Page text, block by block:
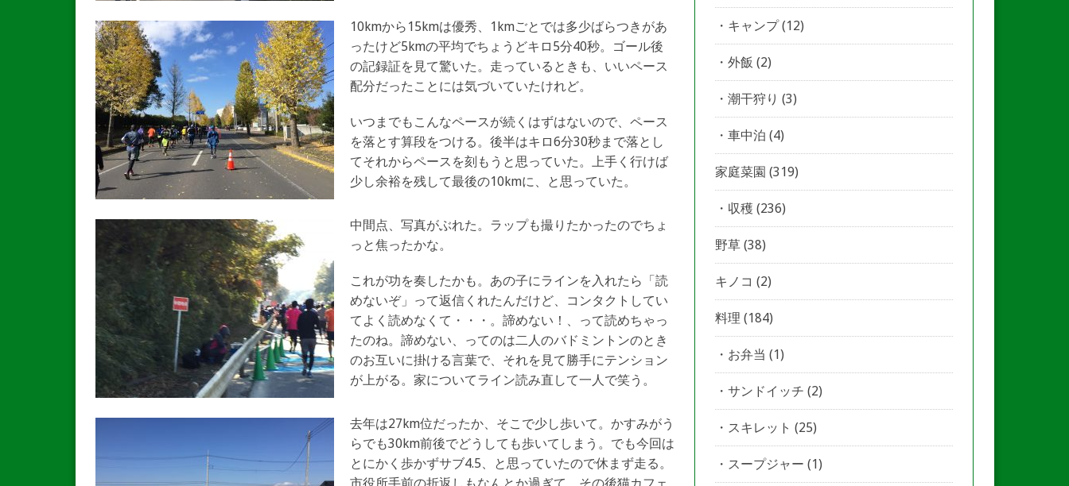
10kmから15kmは優秀、1kmごとでは多少ばらつきがあ
ったけど5kmの平均でちょうどキロ5分40秒。ゴール後
の記録証を見て驚いた。走っているときも、いいペース
配分だったことには気づいていたけれど。
いつまでもこんなペースが続くはずはないので、ペース
を落とす算段をつける。後半はキロ6分30秒まで落とし
てそれからペースを刻もうと思っていた。上手く行けば
少し余裕を残して最後の10kmに、と思っていた。
中間点、写真がぶれた。ラップも撮りたかったのでちょ
っと焦ったかな。
これが功を奏したかも。あの子にラインを入れたら「読
めないぞ」って返信くれたんだけど、コンタクトしてい
てよく読めなくて・・・。諦めない！、って読めちゃっ
たのね。諦めない、ってのは二人のバドミントンのとき
のお互いに掛ける言葉で、それを見て勝手にテンション
が上がる。家についてライン読み直して一人で笑う。
去年は27km位だったか、そこで少し歩いて。かすみがう
らでも30km前後でどうしても歩いてしまう。でも今回は
とにかく歩かずサブ4.5、と思っていたので休まず走る。
キャンプ(12)
外飯 (2)
潮干狩り (3)
車中泊 (4)
家庭菜園 (319)
収穫 (236)
野草(38)
キノコ (2)
料理 (184)
お弁当 (1)
サンドイッチ (2)
スキレット (25)
スープジャー (1)